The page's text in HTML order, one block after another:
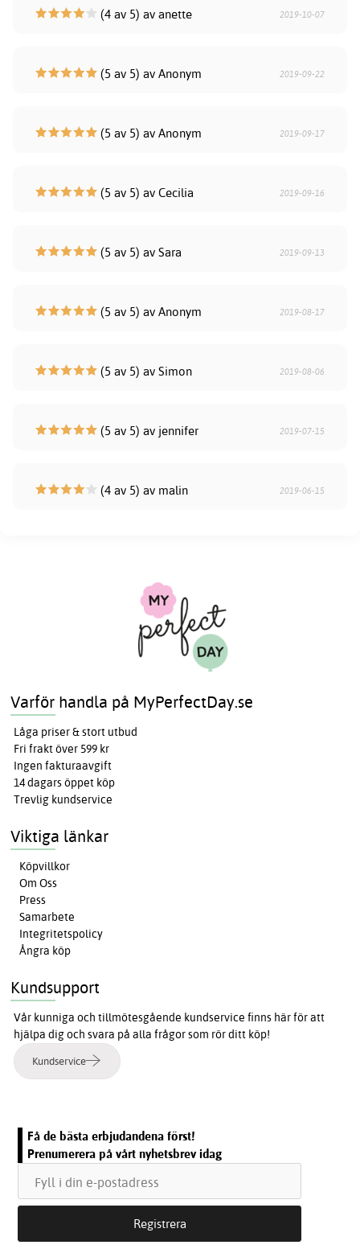
(4 av 5) av anette 2019-10-07
(5 av 5) av Anonym 2019-09-22
(5 av 5) av Anonym 2019-09-17
(5 av 5) av Cecilia 2019-09-16
(5 av 5) av Sara 2019-09-13
(5 av 5) av Anonym 2019-08-17
(5 av 5) av Simon 2019-08-06
(5 av 5) av jennifer 2019-07-15
(4 av 5) av malin 2019-06-15
Varför handla på MyPerfectDay.se
Låga priser & stort utbud
Fri frakt över 599 kr
Ingen fakturaavgift
14 dagars öppet köp
Trevlig kundservice
Viktiga länkar
Köpvillkor
Om Oss
Press
Samarbete
Integritetspolicy
Ångra köp
Kundsupport
Vår kunniga och tillmötesgående kundservice finns här för att
hjälpa dig och svara på alla frågor som rör ditt köp!
Kundservice
Få de bästa erbjudandena först!
Prenumerera på vårt nyhetsbrev idag